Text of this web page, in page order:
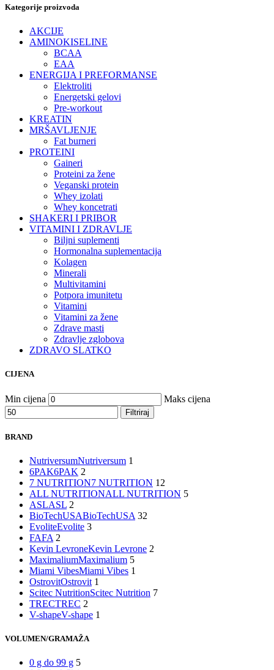
Kategorije proizvoda
AKCIJE
AMINOKISELINE
BCAA
EAA
ENERGIJA I PREFORMANSE
Elektroliti
Energetski gelovi
Pre-workout
KREATIN
MRŠAVLJENJE
Fat burneri
PROTEINI
Gaineri
Proteini za žene
Veganski protein
Whey izolati
Whey koncetrati
SHAKERI I PRIBOR
VITAMINI I ZDRAVLJE
Biljni suplementi
Hormonalna suplementacija
Kolagen
Minerali
Multivitamini
Potpora imunitetu
Vitamini
Vitamini za žene
Zdrave masti
Zdravlje zglobova
ZDRAVO SLATKO
CIJENA
Min cijena Maks cijena
Filtriraj
BRAND
NutriversumNutriversum 1
6PAK6PAK 2
7 NUTRITION7 NUTRITION 12
ALL NUTRITIONALL NUTRITION 5
ASLASL 2
BioTechUSABioTechUSA 32
EvoliteEvolite 3
FAFA 2
Kevin LevroneKevin Levrone 2
MaximaliumMaximalium 5
Miami VibesMiami Vibes 1
OstrovitOstrovit 1
Scitec NutritionScitec Nutrition 7
TRECTREC 2
V-shapeV-shape 1
VOLUMEN/GRAMAŽA
0 g do 99 g 5